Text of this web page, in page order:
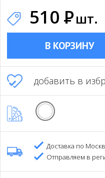
510 Ршт.
В КОРЗИНУ
добавить в
Доставка по
Отправляем в